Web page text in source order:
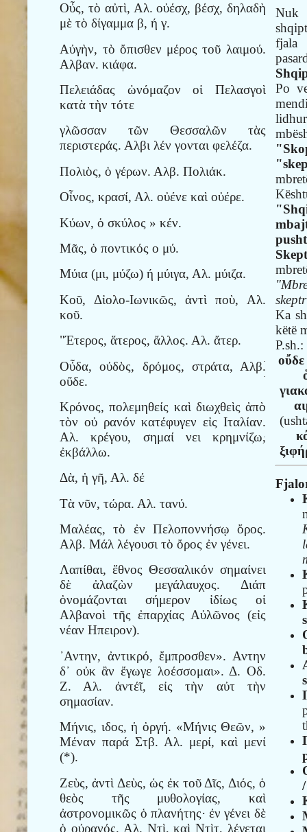
Οὖς, τὸ αὐτὶ, Αλ. οὐέσχ, βέσχ, δηλαδὴ
μὲ τὸ δίγαμμα β, ή γ.
Αὐγὴν, τὸ ὄπισθεν μέρος τοῦ λαιμού.
Αλβαν. κιάφα.
Πελειάδας ὠνόμαζον οἱ Πελασγοὶ
κατὰ τὴν τότε
γλῶσσαν τῶν Θεσσαλῶν τὰς
περιστεράς. Αλβι λέν γονται φελέζα.
Πολιὸς, ὁ γέρων. Αλβ. Πολιάκ.
Οἶνος, κρασί, Αλ. οὐένε καὶ οὐέρε.
Κύων, ὁ σκύλος » κέν.
Μᾶς, ὁ ποντικός ο μύ.
Μύια (μι, μύζω) ή μύιγα, Αλ. μύιζα.
Κοῦ, Δἰολο-Ιωνικῶς, ἀντὶ ποὺ, Αλ.
κοῦ.
"Έτερος, ἅτερος, ἄλλος. Αλ. ἄτερ.
Οὖδα, οὐδὸς, δρόμος, στράτα, Αλβ.
οὔδε.
Κρόνος, πολεμηθείς καὶ διωχθεὶς ἀπὸ
τὸν οὐ ρανόν κατέφυγεν εἰς Ιταλίαν.
Αλ. κρέγου, σημαί νει κρημνίζω,
ἐκβάλλω.
Δὰ, ἡ γῆ, Αλ. δέ
Τὰ νῦν, τώρα. Αλ. τανύ.
Μαλέας, τὸ ἐν Πελοποννήσῳ ὄρος.
Αλβ. Μάλ λέγουσι τὸ ὄρος ἐν γένει.
Λαπίθαι, ἔθνος Θεσσαλικόν σημαίνει
δὲ ἀλαζὼν μεγάλαυχος. Διάπ
ὀνομάζονται σήμερον ἰδίως οἱ
Αλβανοὶ τῆς ἐπαρχίας Αὐλῶνος (εἰς
νέαν Ηπειρον).
᾿Αντην, ἀντικρό, ἔμπροσθεν». Αντην
δ᾽ οὐκ ἂν ἔγωγε λοέσσομαι». Δ. Οδ.
Ζ. Αλ. ἀντέῖ, εἰς τὴν αὐτ τὴν
σημασίαν.
Μήνις, ιδος, ἡ ὀργή. «Μήνις Θεῶν, »
Μέναν παρά Στβ. Αλ. μερί, καὶ μενί
(*).
Ζεὺς, ἀντὶ Δεὺς, ὡς ἐκ τοῦ Δῖς, Διός, ὁ
θεὸς τῆς μυθολογίας, καὶ
ἀστρονομικῶς ὁ πλανήτης· ἐν γένει δὲ
ὁ οὐρανός. Αλ. Ντὶ, καὶ Ντὶτ, λέγεται
Nuk
Po
Ka
këtë
P.sh.:
· οὔδε
·
·
·